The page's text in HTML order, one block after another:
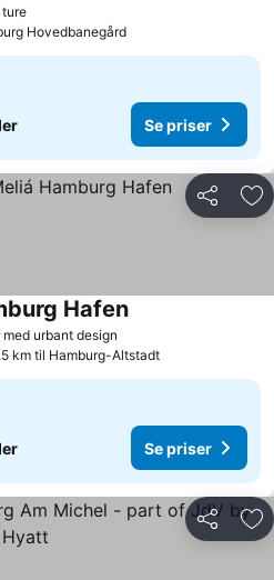
Hovedbanegård
Se priser
Del
urbant design
Hafen
km til Hamburg-Altstadt
Se priser
Del